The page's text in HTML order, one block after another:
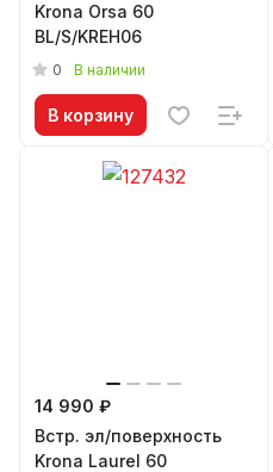
Krona Orsa 60
BL/S/KREH06
0 В наличии
В корзину
14 990 ₽
Встр. эл/поверхность
Krona Laurel 60